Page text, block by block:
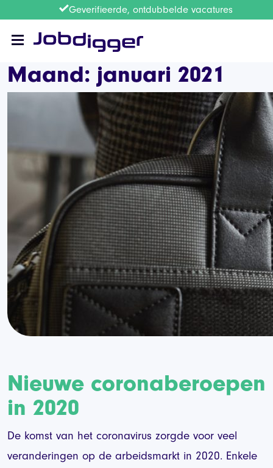
Geverifieerde, ontdubbelde vacatures
Maand: januari 2021
Nieuwe coronaberoepen
in 2020
De komst van het coronavirus zorgde voor veel
veranderingen op de arbeidsmarkt in 2020. Enkele